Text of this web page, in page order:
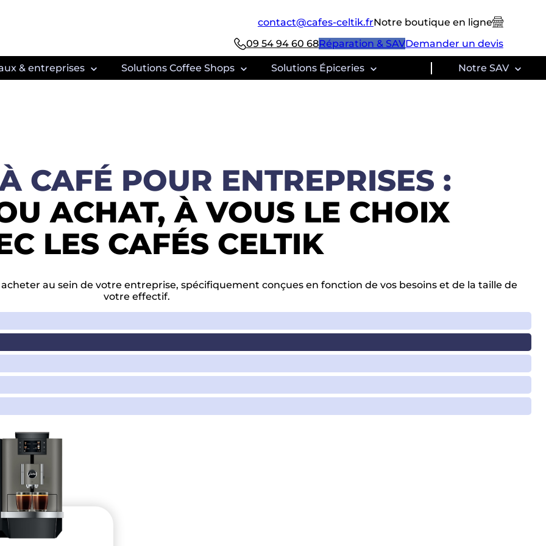
contact@cafes-celtik.frNotre boutique en ligne
09 54 94 60 68Réparation & SAVDemander un devis
café
& entreprises Solutions Coffee Shops
l’offre clé en main
Solutions Épiceries Notre SAV
CAFÉ POUR ENTREPRISES :
ACHAT, À VOUS LE CHOIX
LES CAFÉS CELTIK
au sein de votre entreprise, spécifiquement conçues en fonction de vos besoins et de la taille de
votre effectif.